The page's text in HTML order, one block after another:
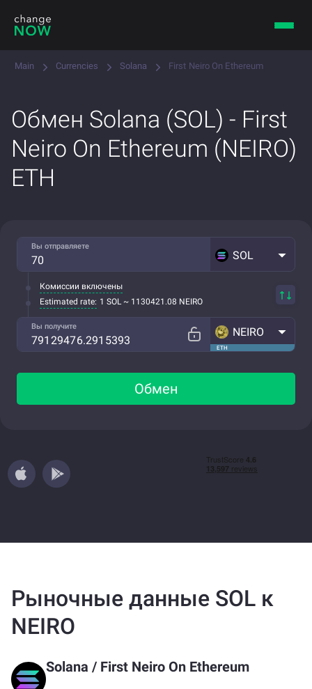
Main Currencies Solana First Neiro On Ethereum
Обмен Solana (SOL) - First
Neiro On Ethereum (NEIRO)
ETH
Вы отправляете
SOL
Комиссии включены
Estimated rate: 1 SOL ~ 1130421.08 NEIRO
Вы получите
ETH
NEIRO
Обмен
Рыночные данные SOL к
NEIRO
Solana / First Neiro On Ethereum